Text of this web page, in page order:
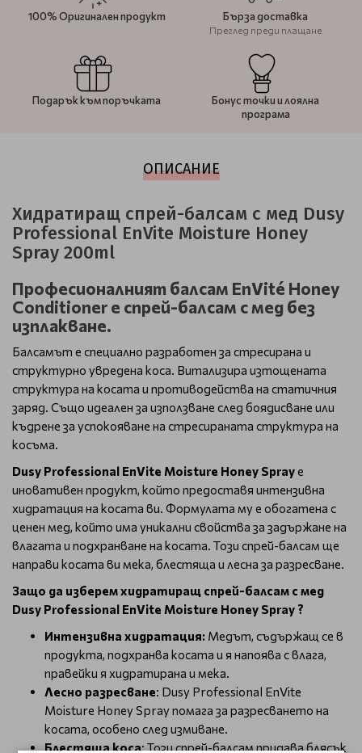
100% Оригинален продукт Бърза доставка
Преглед преди плащане
Подарък към поръчката
Бонус точки и лоялна
програма
ОПИСАНИЕ
Хидратиращ спрей-балсам с мед Dusy
Professional EnVite Moisture Honey
Spray 200ml
Професионалният балсам EnVité Honey
Conditioner е спрей-балсам с мед без
изплакване.
Балсамът е специално разработен за стресирана и
структурно увредена коса. Витализира изтощената
структура на косата и противодейства на статичния
заряд. Също идеален за използване след боядисване или
къдрене за успокояване на стресираната структура на
косъма.
Dusy Professional EnVite Moisture Honey Sprayе
иновативен продукт, който предоставя интензивна
хидратация на косата ви. Формулата му е обогатена с
ценен мед, който има уникални свойства за задържане на
влагата и подхранване на косата. Този спрей-балсам ще
направи косата ви мека, блестяща и лесна за разресване.
Защо да изберем хидратиращ спрей-балсам с мед
Dusy Professional EnVite Moisture Honey Spray ?
Интензивна хидратация: Медът, съдържащ се в
продукта, подхранва косата и я напоява с влага,
правейки я хидратирана и мека.
Лесно разресване: Dusy Professional EnVite
Moisture Honey Spray помага за разресването на
косата, особено след измиване.
Блестяща коса: Този спрей-балсам придава блясък